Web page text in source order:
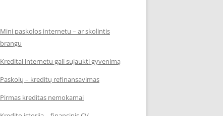
Mini paskolos internetu – ar skolintis
brangu
Kreditai internetu gali sujaukti gyvenimą
Paskolų – kreditų refinansavimas
Pirmas kreditas nemokamai